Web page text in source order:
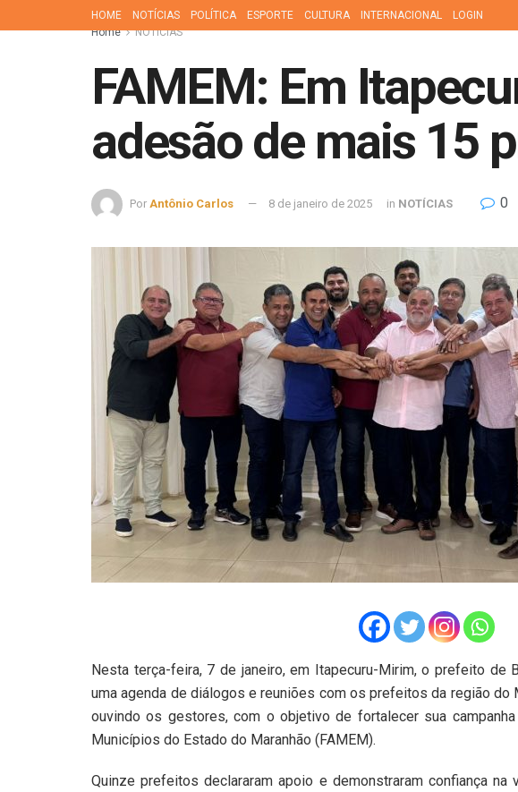
HOME NOTÍCIAS POLÍTICA ESPORTE CULTURA INTERNACIONAL LOGIN
Home
NOTÍCIAS
FAMEM: Em
adesão de mais 15
Por Antônio Carlos 8 de janeiro de 2025 in NOTÍCIAS 0
Nesta terça-feira, 7 de janeiro, em Itapecuru-Mirim, o prefeito de
uma agenda de diálogos e reuniões com os prefeitos da região do
ouvindo os gestores, com o objetivo de fortalecer sua
Municípios do Estado do Maranhão (FAMEM).
Quinze prefeitos declararam apoio e demonstraram confiança na